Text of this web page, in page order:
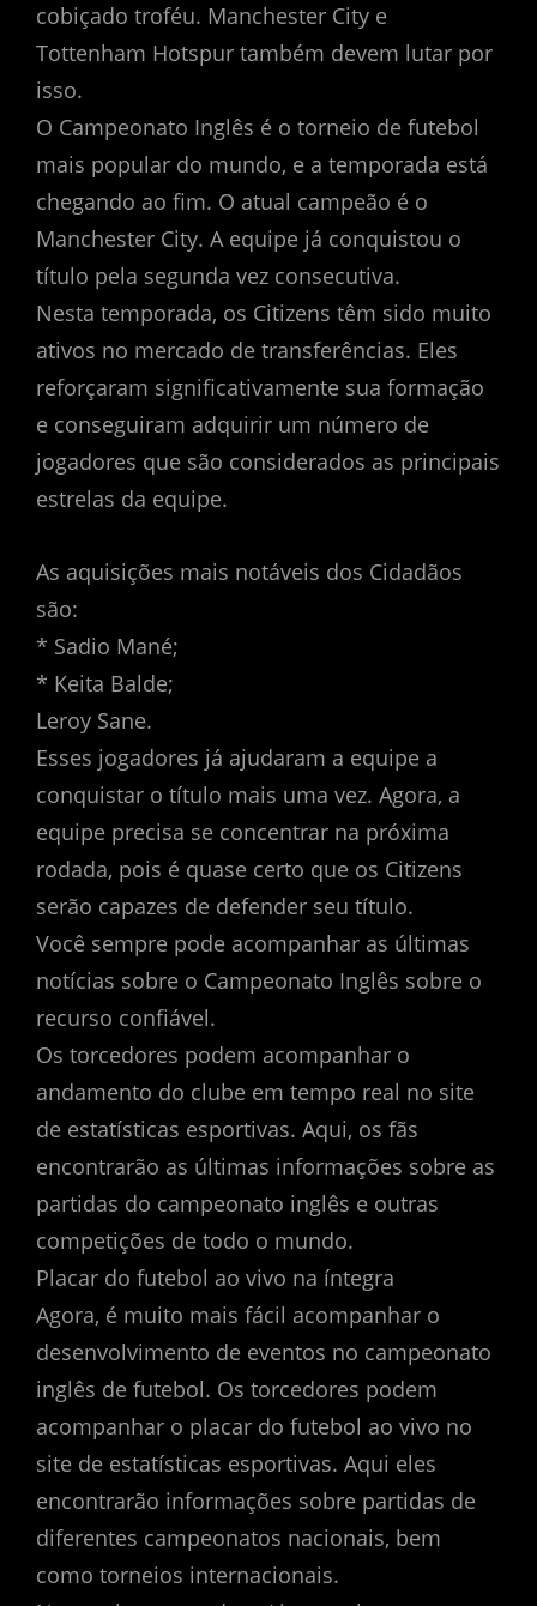
cobiçado troféu. Manchester City e
Tottenham Hotspur também devem lutar por
isso.
O Campeonato Inglês é o torneio de futebol
mais popular do mundo, e a temporada está
chegando ao fim. O atual campeão é o
Manchester City. A equipe já conquistou o
título pela segunda vez consecutiva.
Nesta temporada, os Citizens têm sido muito
ativos no mercado de transferências. Eles
reforçaram significativamente sua formação
e conseguiram adquirir um número de
jogadores que são considerados as principais
estrelas da equipe.
As aquisições mais notáveis dos Cidadãos
são:
* Sadio Mané;
* Keita Balde;
Leroy Sane.
Esses jogadores já ajudaram a equipe a
conquistar o título mais uma vez. Agora, a
equipe precisa se concentrar na próxima
rodada, pois é quase certo que os Citizens
serão capazes de defender seu título.
Você sempre pode acompanhar as últimas
notícias sobre o Campeonato Inglês sobre o
recurso confiável.
Os torcedores podem acompanhar o
andamento do clube em tempo real no site
de estatísticas esportivas. Aqui, os fãs
encontrarão as últimas informações sobre as
partidas do campeonato inglês e outras
competições de todo o mundo.
Placar do futebol ao vivo na íntegra
Agora, é muito mais fácil acompanhar o
desenvolvimento de eventos no campeonato
inglês de futebol. Os torcedores podem
acompanhar o placar do futebol ao vivo no
site de estatísticas esportivas. Aqui eles
encontrarão informações sobre partidas de
diferentes campeonatos nacionais, bem
como torneios internacionais.